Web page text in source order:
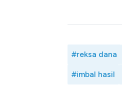
#reksa dana
#imbal hasil